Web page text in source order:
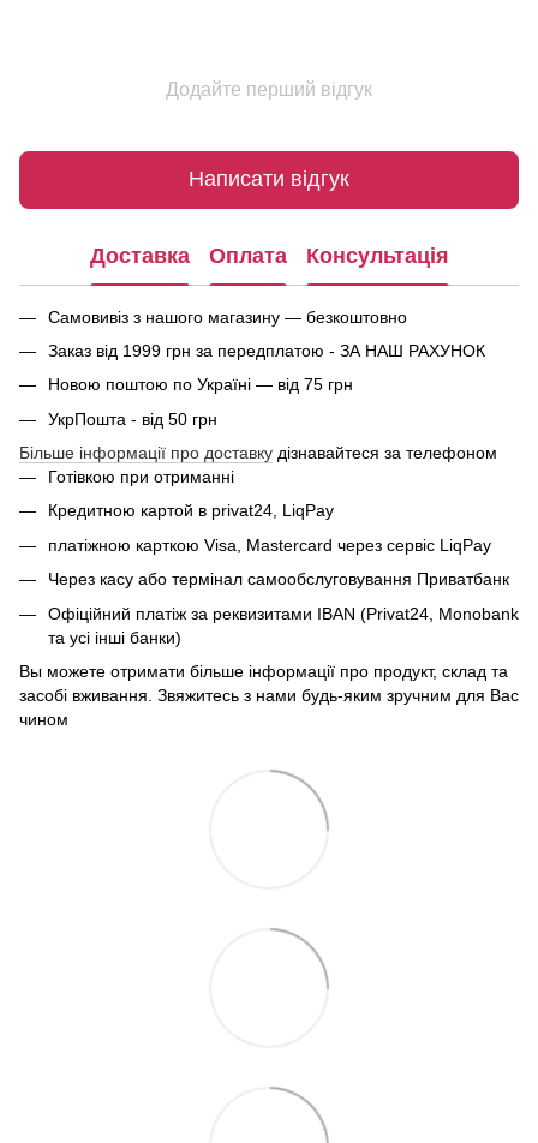
Додайте перший відгук
Написати відгук
Доставка Оплата Консультація
Самовивіз з нашого магазину — безкоштовно
Заказ від 1999 грн за передплатою - ЗА НАШ РАХУНОК
Новою поштою по Україні — від 75 грн
УкрПошта - від 50 грн
Більше інформації про доставку дізнавайтеся за телефоном
Готівкою при отриманні
Кредитною картой в privat24, LiqPay
платіжною карткою Visa, Mastercard через сервіс LiqPay
Через касу або термінал самообслуговування Приватбанк
Офіційний платіж за реквизитами IBAN (Privat24, Monobank
та усі інші банки)
Вы можете отримати більше інформації про продукт, склад та
засобі вживання. Звяжитесь з нами будь-яким зручним для Вас
чином